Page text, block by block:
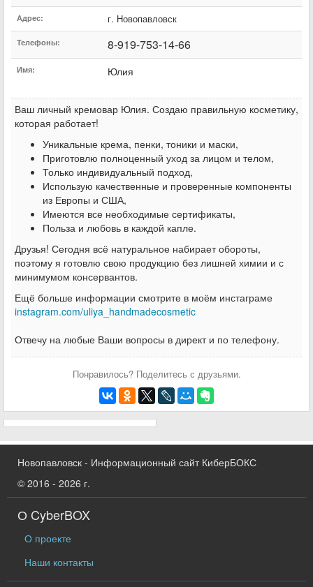
Адрес: г. Новопавловск
Телефоны: 8-919-753-14-66
Имя: Юлия
Ваш личный кремовар Юлия. Создаю правильную косметику,
которая работает!
Уникальные крема, пенки, тоники и маски,
Приготовлю полноценный уход за лицом и телом,
Только индивидуальный подход,
Использую качественные и проверенные компоненты
из Европы и США,
Имеются все необходимые сертификаты,
Польза и любовь в каждой капле.
Друзья! Сегодня всё натуральное набирает обороты,
поэтому я готовлю свою продукцию без лишней химии и с
минимумом консервантов.
Ещё больше информации смотрите в моём инстаграме
instagram.com/uliya_handmadecosmetic
Отвечу на любые Ваши вопросы в директ и по телефону.
Понравилось? Поделитесь с друзьями.
Новопавловск - Информационный сайт КиберБОКС
© 2016 - 2026 г.
О CyberBOX
О проекте
Наши контакты